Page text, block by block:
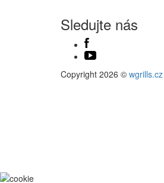
Sledujte nás
Copyright 2026 © wgrills.cz